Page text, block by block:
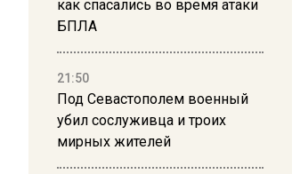
как спасались во время атаки
БПЛА
21:50
Под Севастополем военный
убил сослуживца и троих
мирных жителей